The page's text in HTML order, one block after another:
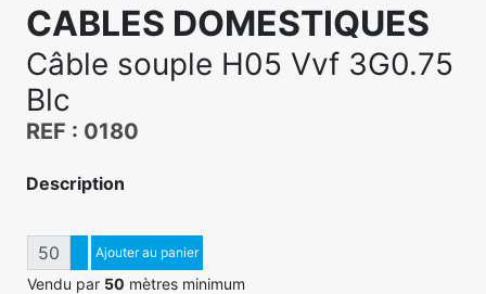
CABLES DOMESTIQUES
Câble souple H05 Vvf 3G0.75
Blc
REF : 0180
Description
QuantitéAugmenter quantité
Diminuer quantité
Ajouter au panier
Vendu par 50 mètres minimum